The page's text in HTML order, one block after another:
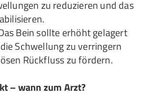
zu reduzieren und das
Bein sollte erhöht gelagert
Schwellung zu verringern
Rückfluss zu fördern.
– wann zum Arzt?